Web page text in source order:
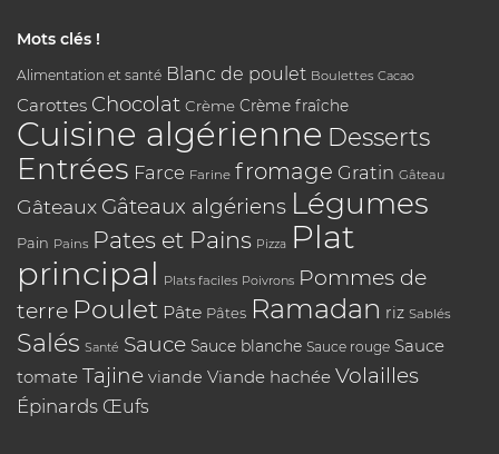
Mots clés !
Alimentation et santé Blanc de poulet Boulettes Cacao
Carottes Chocolat Crème Crème fraîche
Cuisine algérienne Desserts
Entrées Farce Farine fromage Gratin Gâteau
Gâteaux Gâteaux algériens Légumes
Pain Pains Pates et Pains Pizza Plat
principal Plats faciles Poivrons Pommes de
terre Poulet Pâte Pâtes Ramadan riz Sablés
Salés Santé Sauce Sauce blanche Sauce rouge Sauce
tomate Tajine viande Viande hachée Volailles
Épinards Œufs